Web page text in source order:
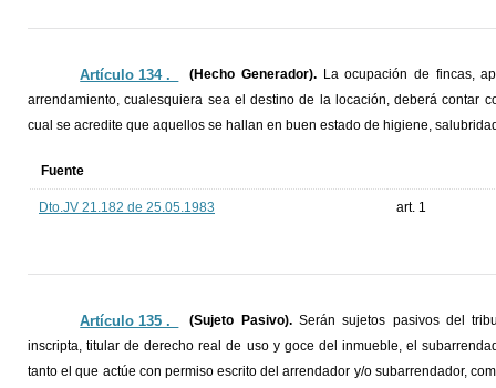
Artículo 134 ._ (Hecho Generador).La ocupación de fincas,
arrendamiento, cualesquiera sea el destino de la locación, deberá contar
cual se acredite que aquellos se hallan en buen estado de higiene,
Fuente
Dto.JV 21.182 de 25.05.1983 art. 1
Artículo 135 ._ (Sujeto Pasivo).Serán sujetos pasivos del
inscripta, titular de derecho real de uso y goce del inmueble, el
tanto el que actúe con permiso escrito del arrendador y/o subarrendador,